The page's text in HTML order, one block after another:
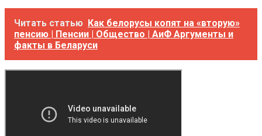
Читать статью Как белорусы копят на «вторую»
пенсию | Пенсии | Общество | АиФ Аргументы и
факты в Беларуси